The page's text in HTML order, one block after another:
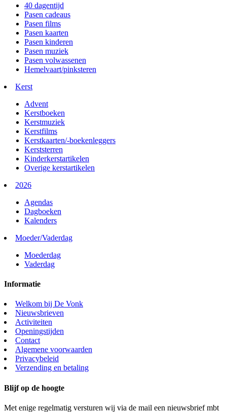
40 dagentijd
Pasen cadeaus
Pasen films
Pasen kaarten
Pasen kinderen
Pasen muziek
Pasen volwassenen
Hemelvaart/pinksteren
Kerst
Advent
Kerstboeken
Kerstmuziek
Kerstfilms
Kerstkaarten/-boekenleggers
Kerststerren
Kinderkerstartikelen
Overige kerstartikelen
2026
Agendas
Dagboeken
Kalenders
Moeder/Vaderdag
Moederdag
Vaderdag
Informatie
Welkom bij De Vonk
Nieuwsbrieven
Activiteiten
Openingstijden
Contact
Algemene voorwaarden
Privacybeleid
Verzending en betaling
Blijf op de hoogte
Met enige regelmatig versturen wij via de mail een nieuwsbrief mbt